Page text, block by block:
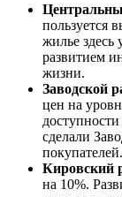
пользуется
жилье здесь
развитием
жизни.
Заводской
цен на
сделали
покупателей.
Кировский
на 10%.